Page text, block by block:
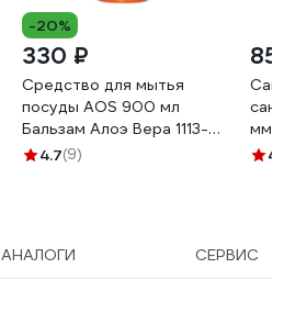
-20%
330 ₽
Средство для мытья
посуды AOS 900 мл
Бальзам Алоэ Вера 1113-3
605060
4.7(9)
855
мм
4
АНАЛОГИ СЕРВИС